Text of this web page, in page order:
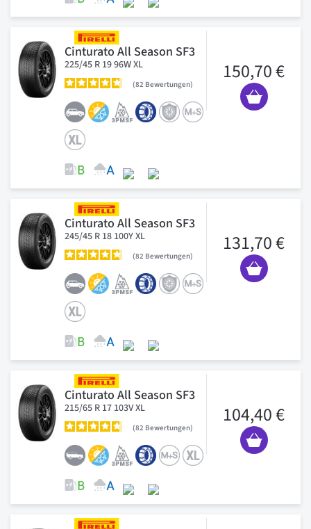
Cinturato All Season SF3
225/45 R 19 96W XL
82 Bewertungen
150,70 €
Cinturato All Season SF3
245/45 R 18 100Y XL
82 Bewertungen
131,70 €
Cinturato All Season SF3
215/65 R 17 103V XL
82 Bewertungen
104,40 €